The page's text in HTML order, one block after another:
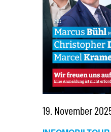
19. November